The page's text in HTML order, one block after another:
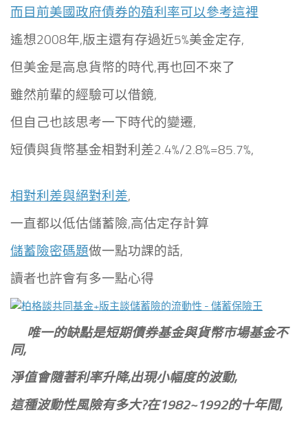
而目前美國政府債券的殖利率可以參考這裡
遙想2008年,版主還有存過近5%美金定存,
但美金是高息貨幣的時代,再也回不來了
雖然前輩的經驗可以借鏡,
但自己也該思考一下時代的變遷,
短債與貨幣基金相對利差2.4%/2.8%=85.7%,
相對利差與絕對利差,
一直都以低估儲蓄險,高估定存計算
儲蓄險密碼題做一點功課的話,
讀者也許會有多一點心得
唯一的缺點是短期債券基金與貨幣市場基金不
同,
淨值會隨著利率升降,出現小幅度的波動,
這種波動性風險有多大?在1982~1992的十年間,